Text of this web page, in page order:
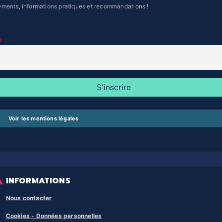
informations pratiques et recommandations !
Voir les mentions légales
INFORMATIONS
Nous contacter
Cookies - Données personnelles